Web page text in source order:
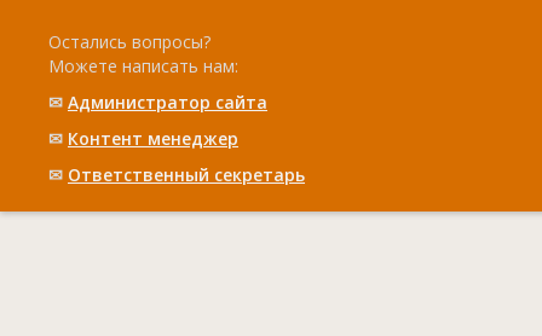
Остались вопросы?
Можете написать нам:
✉ Администратор сайта
✉ Контент менеджер
✉ Ответственный cекретарь